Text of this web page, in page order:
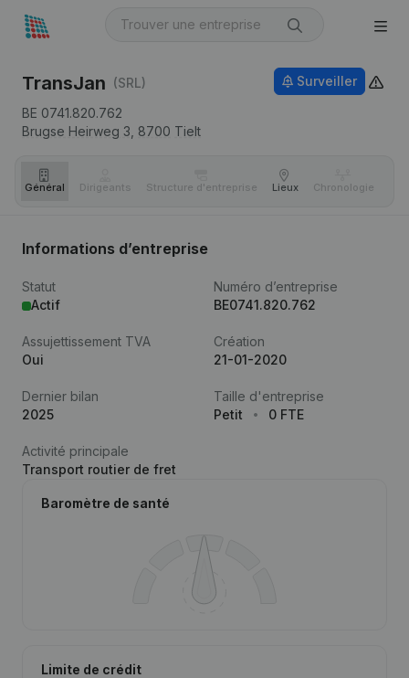
TransJan (SRL)
BE 0741.820.762
Brugse Heirweg 3, 8700 Tielt
Surveiller
Général Dirigeants Structure d'entreprise Lieux Chronologie
Informations d’entreprise
Statut
Actif
Numéro d’entreprise
BE0741.820.762
Assujettissement TVA
Oui
Création
21-01-2020
Dernier bilan
2025
Taille d'entreprise
Petit
0 FTE
Activité principale
Transport routier de fret
Baromètre de santé
Limite de crédit